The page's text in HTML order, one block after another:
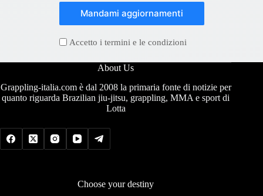
Mandami aggiornamenti
Accetto i termini e le condizioni
About Us
Grappling-italia.com è dal 2008 la primaria fonte di notizie per
quanto riguarda Brazilian jiu-jitsu, grappling, MMA e sport di
Lotta
Choose your destiny